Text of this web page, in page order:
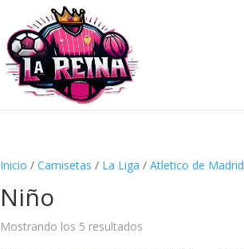
Inicio /Camisetas / La Liga /Atletico de Madrid
Niño
Mostrando los 5 resultados